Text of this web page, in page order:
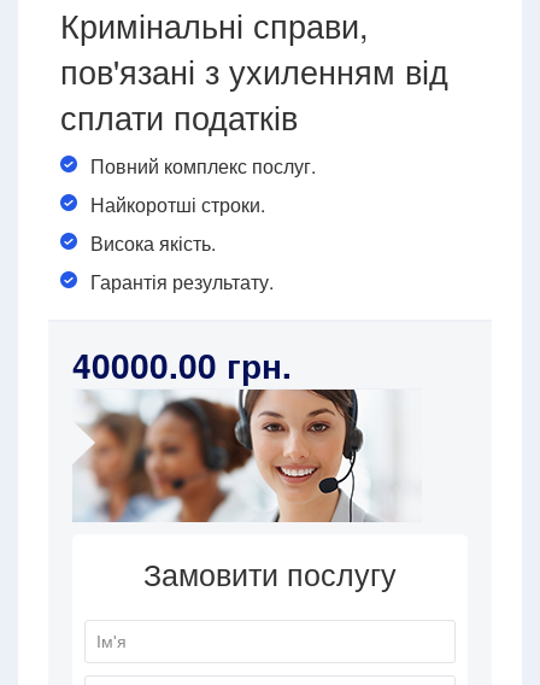
Кримінальні справи,
пов'язані з ухиленням від
сплати податків
Повний комплекс послуг.
Найкоротші строки.
Висока якість.
Гарантія результату.
40000.00 грн.